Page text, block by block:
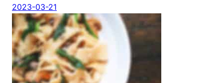
2023-03-21